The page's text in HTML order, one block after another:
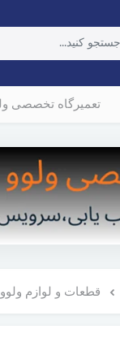
تعمیرگاه تخصصی
قطعات و لوازم ولوو XC90